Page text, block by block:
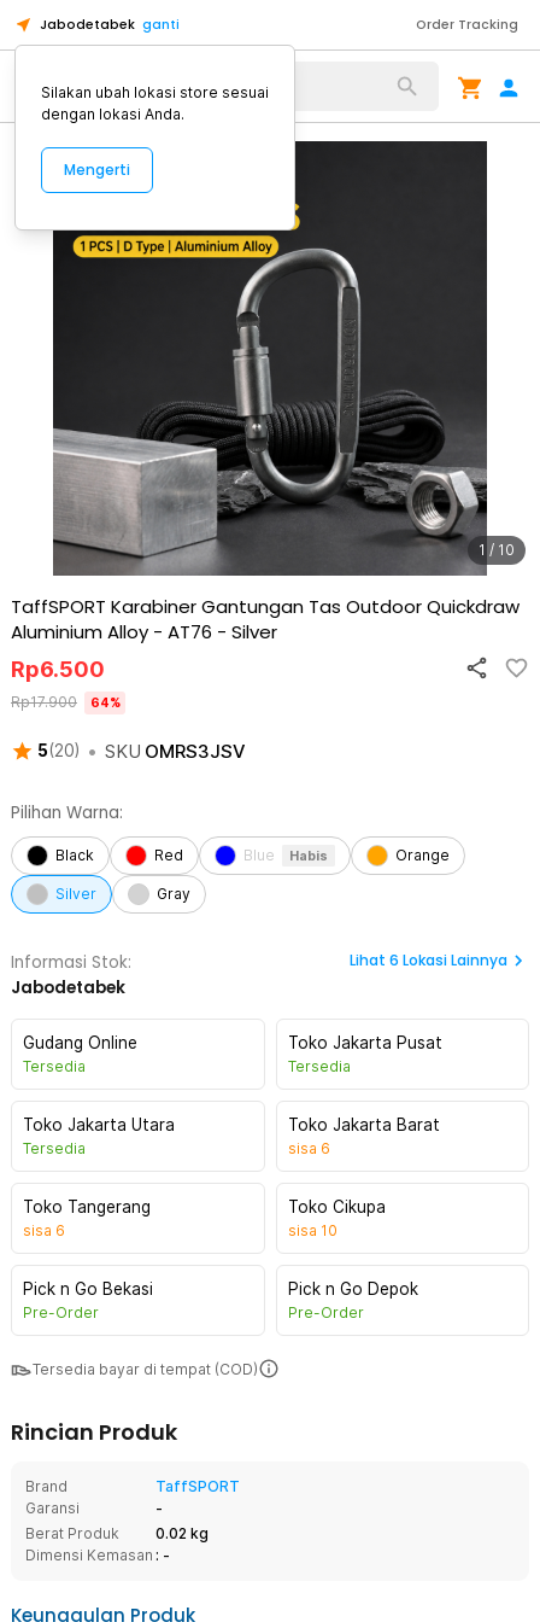
Jabodetabek ganti Order Tracking
Alat Kopi
1 / 10
TaffSPORT Karabiner Gantungan Tas Outdoor Quickdraw
Aluminium Alloy - AT76 - Silver
5(20) • SKU OMRS3JSV
Rp6.500
Rp17.900 64%
Pilihan Warna:
Black Red Blue Habis Orange
Silver Gray
Informasi Stok:
Jabodetabek
Lihat 6 Lokasi Lainnya
Gudang Online
Tersedia
Toko Jakarta Pusat
Tersedia
Toko Jakarta Utara
Tersedia
Toko Jakarta Barat
sisa 6
Toko Tangerang
sisa 6
Toko Cikupa
sisa 10
Pick n Go Bekasi
Pre-Order
Pick n Go Depok
Pre-Order
Tersedia bayar di tempat (COD)
Rincian Produk
Brand
TaffSPORT
Garansi
-
Berat Produk
0.02 kg
Dimensi Kemasan : -
Keunggulan Produk
Silakan ubah lokasi store sesuai
dengan lokasi Anda.
Mengerti